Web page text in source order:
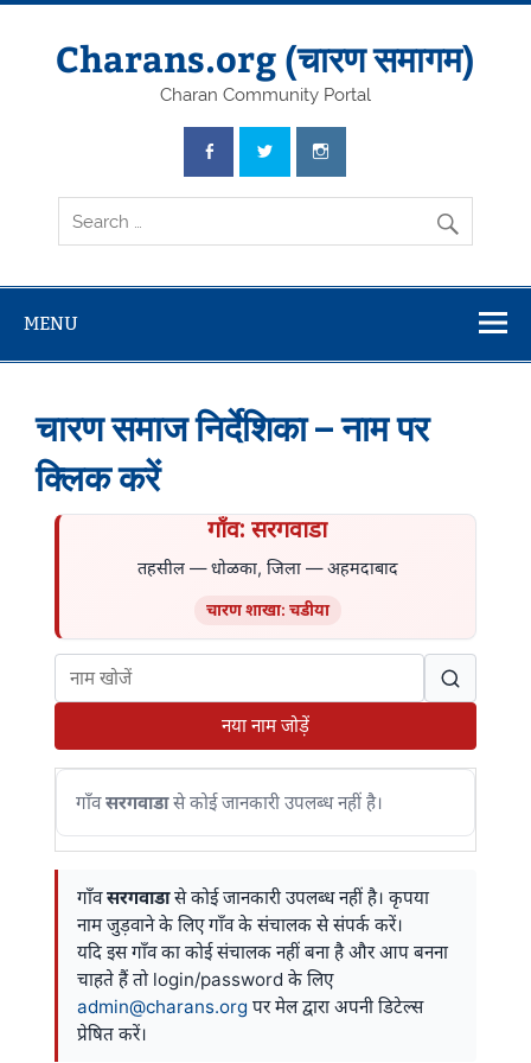
Skip
Charans.org (चारण समागम)
Charan Community Portal
MENU
चारण समाज निर्देशिका – नाम पर
क्लिक करें
गाँव: सरगवाडा
तहसील — धोळका, जिला — अहमदाबाद
चारण शाखा: चडीया
नया नाम जोड़ें
गाँवसरगवाडासे कोई जानकारी उपलब्ध नहीं है।
गाँवसरगवाडासे कोई जानकारी उपलब्ध नहीं है। कृपया
नाम जुड़वाने के लिए गाँव के संचालक से संपर्क करें।
यदि इस गाँव का कोई संचालक नहीं बना है और आप बनना
चाहते हैं तो login/password के लिए
admin@charans.org पर मेल द्वारा अपनी डिटेल्स
प्रेषित करें।